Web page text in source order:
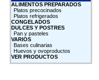
ALIMENTOS PREPARADOS
Platos precocinados
Platos refrigerados
CONGELADOS
DULCES Y POSTRES
Pan y pasteles
VARIOS
Bases culinarias
Huevos y ovoproductos
VER PRODUCTOS